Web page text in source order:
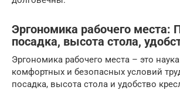
Эргономика рабочего места:
посадка, высота стола,
Эргономика рабочего места – это
комфортных и безопасных условий
посадка, высота стола и удобство